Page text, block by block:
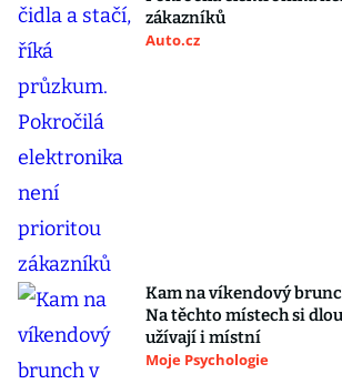
zákazníků
Auto.cz
Kam na víkendový
Na těchto místech si
užívají i místní
Moje Psychologie